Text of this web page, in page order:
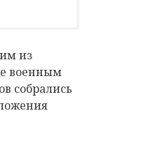
из
военным
собрались